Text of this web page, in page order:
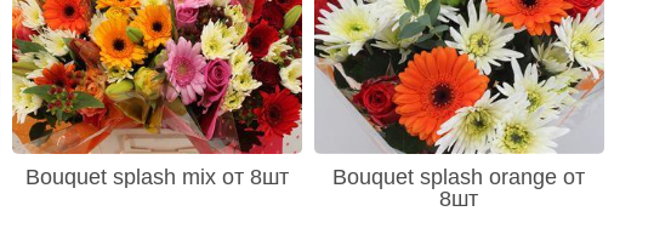
Bouquet splash mix от 8шт
Bouquet splash orange от
8шт